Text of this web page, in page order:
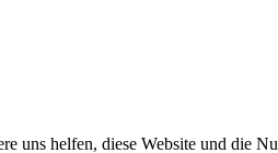
uns helfen, diese Website und die